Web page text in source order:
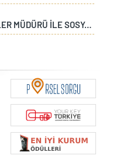
BATMAN SİVİL TOPLUMLA İLİŞKİLER MÜDÜRÜ İLE SOSYAL YARDIMLAŞMA MÜDÜRÜNÜN BÖLGE MÜDÜRLÜĞÜMÜZÜ ZİYARETİ